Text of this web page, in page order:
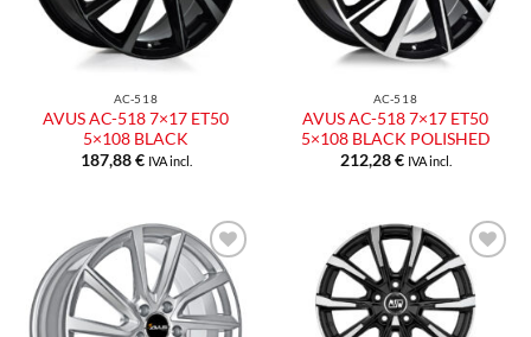
AC-518
AVUS AC-518 7×17 ET50
5×108 BLACK
187,88€ IVA incl.
AC-518
AVUS AC-518 7×17 ET50
5×108 BLACK POLISHED
212,28€ IVA incl.
Aggiungi
alla lista
dei
desideri
Aggiungi
alla lista
dei
desideri